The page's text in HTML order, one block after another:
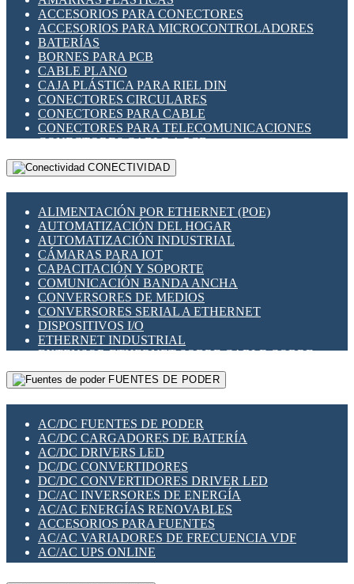
INDICADORES PARA PANEL
INTERFACES DE RELÉ
INTERRUPTORES FIN DE CARRERA
LLAVES CONMUTADORAS
MEDIDORES DE ENERGÍA Y TC'S DE CORRIENTE
MOTORES PASO A PASO
PANTALLAS HMI
PLC -CONTROLADORES LÓGICO PROGRAMABLES
PROGRAMADORES DE HORARIO
RELÉS DE PROTECCIÓN
SENSORES CAPACITIVOS
SENSORES INDUCTIVOS
TEMPORIZADORES
VARIACS
VARIADORES DE FRECUENCIA [VDF]
SECCIONADORES - INTERRUPTORES
MAQUINARIA
ACCESORIOS PARA CONECTORES
ACCESORIOS PARA MICROCONTROLADORES
BATERÍAS
BORNES PARA PCB
CABLE PLANO
CAJA PLÁSTICA PARA RIEL DIN
CONECTORES CIRCULARES
CONECTORES PARA CABLE
CONECTORES PARA TELECOMUNICACIONES
CONECTORES CABLE A PCB
CONECTORES PCB A CABLE
DIP SWITCHES
HERRAMIENTAS VARIAS
ILUMINACIÓN LED
INTERRUPTORES REED
INTERFACES DE RELÉ
OTROS RELÉS
PROTECCIÓN TÉRMICA
RELÉS AUTOMOTRICES
RELÉS DE SEÑAL
RELÉS DE ESTADO SÓLIDO SSR
RELÉS INDUSTRIALES
RELÉS MINIATURA DE POTENCIA
SENSORES MAGNÉTICOS
SWITCH Y MICROSWITCH
TARJETAS PI
UNIÓN Y DERIVACIÓN DE CABLE
CONECTIVIDAD
ALIMENTACIÓN POR ETHERNET (POE)
AUTOMATIZACIÓN DEL HOGAR
AUTOMATIZACIÓN INDUSTRIAL
CÁMARAS PARA IOT
CAPACITACIÓN Y SOPORTE
COMUNICACIÓN BANDA ANCHA
CONVERSORES DE MEDIOS
CONVERSORES SERIAL A ETHERNET
DISPOSITIVOS I/O
ETHERNET INDUSTRIAL
EXTENSOR ETHERNET SOBRE CABLE COBRE
GATEWAY LORAWAN
GESTIÓN DE REDES
PLACAS MODULARES IOT
SWITCHES Y REDES WIFI
SOLUCIONES IOT
SOLUCIONES LORAWAN
SOLUCIONES RED CELULAR
SEGURIDAD PARA REDES
SWITCHES LAN
TELEFONÍA IP (VOIP)
VIGILANCIA IP (CCTV)
MESHTASTIC
FUENTES DE PODER
AC/DC FUENTES DE PODER
AC/DC CARGADORES DE BATERÍA
AC/DC DRIVERS LED
DC/DC CONVERTIDORES
DC/DC CONVERTIDORES DRIVER LED
DC/AC INVERSORES DE ENERGÍA
AC/AC ENERGÍAS RENOVABLES
ACCESORIOS PARA FUENTES
AC/AC VARIADORES DE FRECUENCIA VDF
AC/AC UPS ONLINE